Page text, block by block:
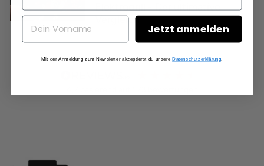
Elektrogrill - Der ultimative
Vergleich
Jetzt anmelden
Mit der Anmeldung zum Newsletter akzeptierst du unsereDatenschutzerklärung